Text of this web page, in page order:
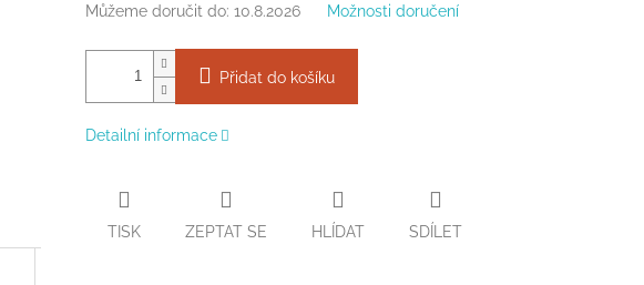
Můžeme doručit do: 10.8.2026 Možnosti doručení
Přidat do košíku
Detailní informace
TISK ZEPTAT SE HLÍDAT SDÍLET